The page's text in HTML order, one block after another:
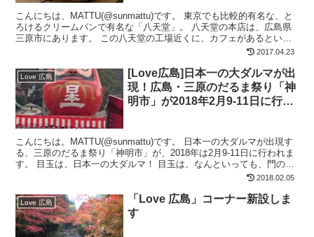
こんにちは、MATTU(@sunmattu)です。 東京でも比較的有名な、と
ろけるクリームパンで有名な「八天堂」。 八天堂の本店は、広島県
三原市にあります。 この八天堂の工場近くに、カフェがあるという
2017.04.23
Love 広島
[Love広島]日本一の大ダルマが出
現！広島・三原のだるま祭り「神
明市」が2018年2月9-11日に行わ
こんにちは。MATTU(@sunmattu)です。 日本一の大ダルマが出現す
る、三原のだるま祭り「神明市」が、2018年は2月9-11日に行われま
す。 目玉は、日本一の大ダルマ！ 目玉は、なんといっても、門の代
2018.02.05
Love 広島
「Love 広島」コーナー新設しま
す